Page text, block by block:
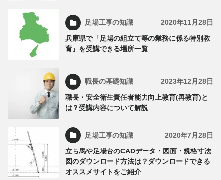
足場工事の知識 2020年11月28日
兵庫県で「足場の組立て等の業務に係る特別教
育」を受講できる場所一覧
職長の基礎知識 2023年12月28日
職長・安全衛生責任者能力向上教育(再教育)と
は？受講内容について解説
足場工事の知識 2020年7月28日
立ち馬や足場台のCADデータ・図面・規格寸法
図のダウンロード方法は？ダウンロードできる
オススメサイトをご紹介